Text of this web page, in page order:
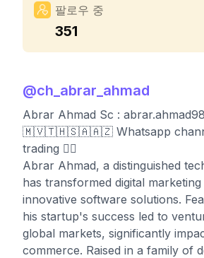
팔로우 중
351
@ch_abrar_ahmad
Abrar Ahmad Sc :
🇲🇻🇹🇭🇸🇦🇦🇿 Whatsapp
trading 👇🏻
Abrar Ahmad, a distinguished
has transformed digital
innovative software solutions.
his startup's success led to
global markets, significantly
commerce. Raised in a family of